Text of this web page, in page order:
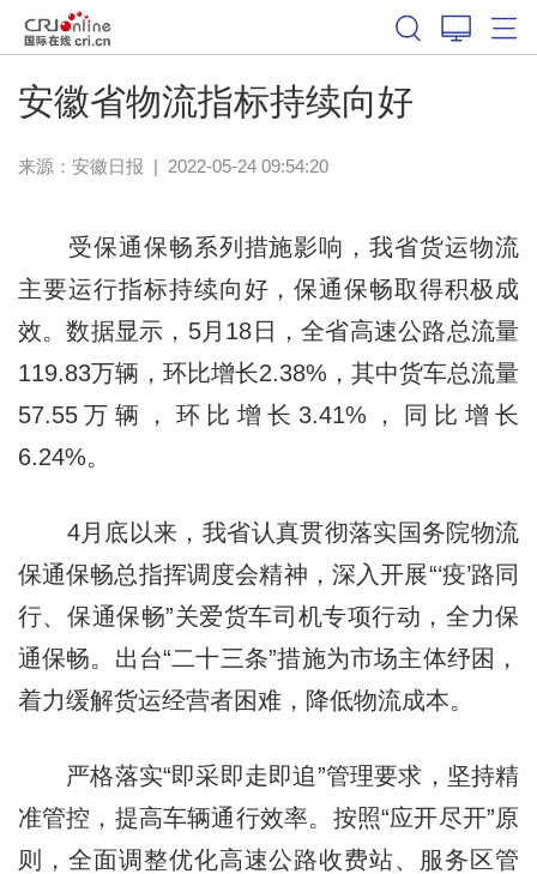
安徽省物流指标持续向好
来源： 安徽日报 | 2022-05-24 09:54:20
受保通保畅系列措施影响，我省货运物流
主要运行指标持续向好，保通保畅取得积极成
效。数据显示，5月18日，全省高速公路总流量
119.83万辆，环比增长2.38%，其中货车总流量
57.55万辆，环比增长3.41%，同比增长
6.24%。
4月底以来，我省认真贯彻落实国务院物流
保通保畅总指挥调度会精神，深入开展“‘疫’路同
行、保通保畅”关爱货车司机专项行动，全力保
通保畅。出台“二十三条”措施为市场主体纾困，
着力缓解货运经营者困难，降低物流成本。
严格落实“即采即走即追”管理要求，坚持精
准管控，提高车辆通行效率。按照“应开尽开”原
则，全面调整优化高速公路收费站、服务区管